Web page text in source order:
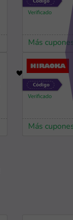
Más
Más